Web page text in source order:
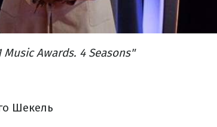
Awards. 4 Seasons"
Шекель